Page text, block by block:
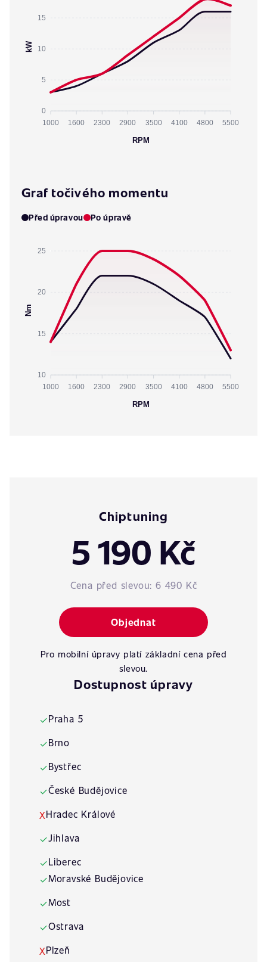
15
10
5
0
kW
1000 1600 2300 2900 3500 4100 4800 5500
RPM
Graf točivého momentu
Před úpravou Po úpravě
25
20
15
10
Nm
1000 1600 2300 2900 3500 4100 4800 5500
RPM
Chiptuning
5 190 Kč
Cena před slevou: 6 490 Kč
Objednat
Pro mobilní úpravy platí základní cena před
slevou.
Dostupnost úpravy
✓Praha 5
✓Brno
✓Bystřec
✓České Budějovice
XHradec Králové
✓Jihlava
✓Liberec
✓Moravské Budějovice
✓Most
✓Ostrava
XPlzeň